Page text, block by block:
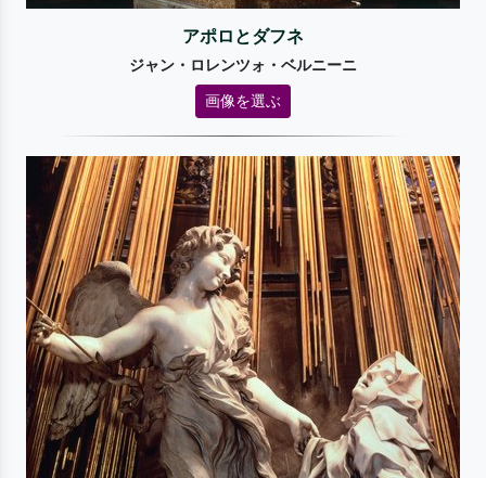
アポロとダフネ
ジャン・ロレンツォ・ベルニーニ
画像を選ぶ